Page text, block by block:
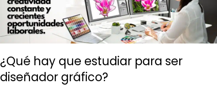
¿Qué hay que estudiar para ser
diseñador gráfico?